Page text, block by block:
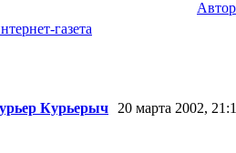
Курьерыч 20 марта 2002,